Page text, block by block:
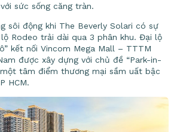
sức sống căng tràn.
sôi động khi The Beverly Solari có sự
Rodeo trải dài qua 3 phân khu. Đại lộ
kết nối Vincom Mega Mall – TTTM
được xây dựng với chủ đề “Park-in-
tâm điểm thương mại sầm uất bậc
HCM.